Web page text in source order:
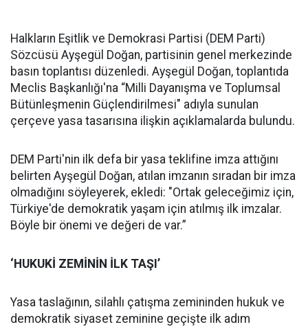
Halkların Eşitlik ve Demokrasi Partisi (DEM Parti)
Sözcüsü Ayşegül Doğan, partisinin genel merkezinde
basın toplantısı düzenledi. Ayşegül Doğan, toplantıda
Meclis Başkanlığı'na “Milli Dayanışma ve Toplumsal
Bütünleşmenin Güçlendirilmesi" adıyla sunulan
çerçeve yasa tasarısına ilişkin açıklamalarda bulundu.
DEM Parti'nin ilk defa bir yasa teklifine imza attığını
belirten Ayşegül Doğan, atılan imzanın sıradan bir imza
olmadığını söyleyerek, ekledi: "Ortak geleceğimiz için,
Türkiye'de demokratik yaşam için atılmış ilk imzalar.
Böyle bir önemi ve değeri de var.”
‘HUKUKİ ZEMİNİN İLK TAŞI’
Yasa taslağının, silahlı çatışma zemininden hukuk ve
demokratik siyaset zeminine geçişte ilk adım